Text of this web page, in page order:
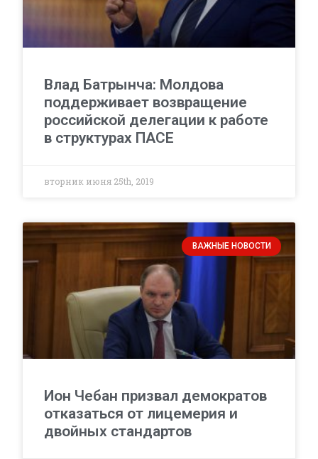
Влад Батрынча: Молдова
поддерживает возвращение
российской делегации к работе
в структурах ПАСЕ
вторник июня 25th, 2019
ВАЖНЫЕ НОВОСТИ
Ион Чебан призвал демократов
отказаться от лицемерия и
двойных стандартов